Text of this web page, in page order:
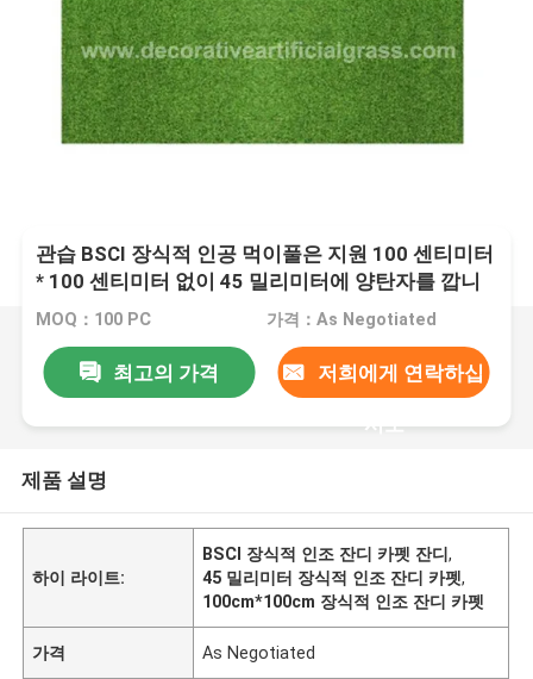
관습 BSCI 장식적 인공 먹이풀은 지원 100 센티미터
* 100 센티미터 없이 45 밀리미터에 양탄자를 깝니
다
MOQ：100 PC 가격：As Negotiated
최고의 가격 저희에게 연락하십
시오
제품 설명
하이 라이트:
BSCI 장식적 인조 잔디 카펫 잔디,
45 밀리미터 장식적 인조 잔디 카펫,
100cm*100cm 장식적 인조 잔디 카펫
가격 As Negotiated